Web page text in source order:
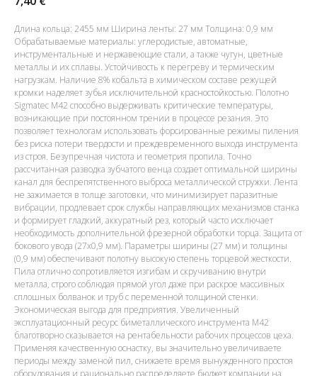
Длина кольца: 2455 мм Ширина ленты: 27 мм Толщина: 0,9 мм
Обрабатываемые материалы: углеродистые, автоматные,
инструментальные и нержавеющие стали, а также чугун, цветные
металлы и их сплавы. Устойчивость к перегреву и термическим
нагрузкам. Наличие 8% кобальта в химическом составе режущей
кромки наделяет зубья исключительной красностойкостью. Полотно
Sigmatec M42 способно выдерживать критические температуры,
возникающие при постоянном трении в процессе резания. Это
позволяет технологам использовать форсированные режимы пиления
без риска потери твердости и преждевременного выхода инструмента
из строя. Безупречная чистота и геометрия пропила. Точно
рассчитанная разводка зубчатого венца создает оптимальной ширины
канал для беспрепятственного выброса металлической стружки. Лента
не зажимается в толще заготовки, что минимизирует паразитные
вибрации, продлевает срок службы направляющих механизмов станка
и формирует гладкий, аккуратный рез, который часто исключает
необходимость дополнительной фрезерной обработки торца. Защита от
бокового увода (27х0,9 мм). Параметры ширины (27 мм) и толщины
(0,9 мм) обеспечивают полотну высокую степень торцевой жесткости.
Пила отлично сопротивляется изгибам и скручиванию внутри
металла, строго соблюдая прямой угол даже при раскрое массивных
сплошных болванок и труб с переменной толщиной стенки.
Экономическая выгода для предприятия. Увеличенный
эксплуатационный ресурс биметаллического инструмента M42
благотворно сказывается на рентабельности рабочих процессов цеха.
Применяя качественную оснастку, вы значительно увеличиваете
периоды между заменой пил, снижаете время вынужденного простоя
оборудования и рационально распределяете бюджет компании на